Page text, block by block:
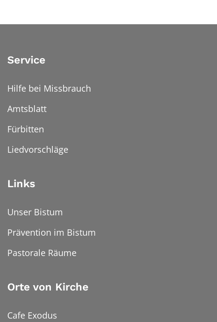
Service
Hilfe bei Missbrauch
Amtsblatt
Fürbitten
Liedvorschläge
Links
Unser Bistum
Prävention im Bistum
Pastorale Räume
Orte von Kirche
Cafe Exodus